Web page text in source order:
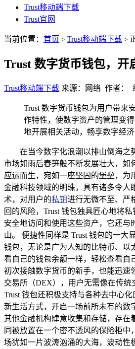
Trust移动端下载
Trust官网
当前位置： 首页 > Trust移动端下载 >
Trust 数字货币钱包，开
Trust移动端下载 来源：网络 作者：
Trust 数字货币钱包为用户带来
作特性，使数字资产的管理变
地开展相关活动，畅享数字经济
在当今数字化浪潮以排山倒海之
市场如雨后春笋般不断发展壮大，如
应运而生，宛如一座坚固的堡垒，为
金融科技领域的明珠，具有诸多令人
术，对用户的私钥进行无微不至、严
回的风险，Trust 钱包独具匠心地将
安全地访问和使用这些资产，它还
山。 便捷性同样是 Trust 钱包的一
钱包，无论是广为人知的比特币、以
看自己的钱包余额一样，轻松查看自
初次接触数字货币的新手，也能迅速
交易所（DEX），用户无需像在传
Trust 钱包还积极支持与各种去中心
新生活方式，开启一场前所未有的数
其他金融机构肆意收集和存储，存在
同被放置在一个密不透风的保险柜
场犹如一片波涛汹涌的大海，波动性